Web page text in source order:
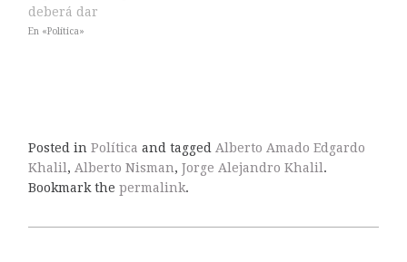
deberá dar
En «Política»
Posted in Política and tagged Alberto Amado Edgardo
Khalil , Alberto Nisman, Jorge Alejandro Khalil .
Bookmark the permalink.